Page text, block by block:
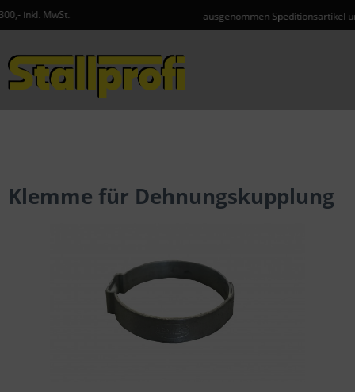
ausgenommen Speditionsartikel und Gefahrgut
Klemme für Dehnungskupplung